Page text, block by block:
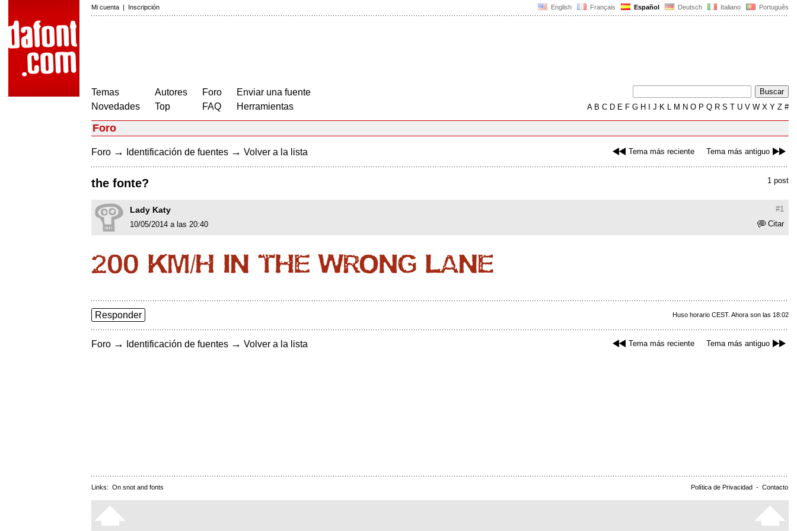
English Français Español Deutsch Italiano Português
Mi cuenta | Inscripción
Temas
Novedades
Autores
Top
Foro
FAQ
Enviar una fuente
Herramientas
AB C D E F G H J K L M N O P Q R S T U V W X Y Z #
Foro
Tema más reciente Tema más antiguo
Foro → Identificación de fuentes → Volver a la lista
1 post
the fonte?
#1
Lady Katy
Citar
10/05/2014 a las 20:40
Huso horario CEST. Ahora son las 18:02
Responder
Tema más reciente Tema más antiguo
Foro → Identificación de fuentes → Volver a la lista
Política de Privacidad - Contacto
Links: On snot and fonts